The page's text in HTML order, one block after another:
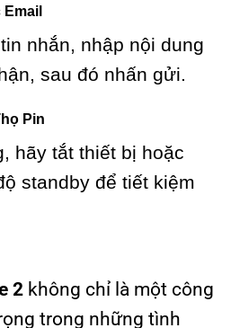
nhắn, nhập nội dung
sau đó nhấn gửi.
Pin
hãy tắt thiết bị hoặc
standby để tiết kiệm
2 không chỉ là một công
trong những tình